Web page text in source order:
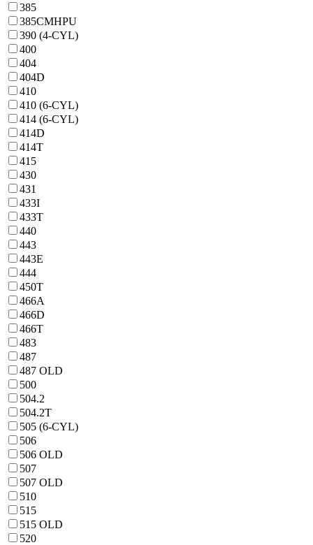
385
385CMHPU
390 (4-CYL)
400
404
404D
410
410 (6-CYL)
414 (6-CYL)
414D
414T
415
430
431
433I
433T
440
443
443E
444
450T
466A
466D
466T
483
487
487 OLD
500
504.2
504.2T
505 (6-CYL)
506
506 OLD
507
507 OLD
510
515
515 OLD
520